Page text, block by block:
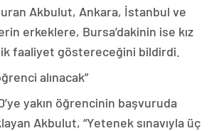
Akbulut, Ankara, İstanbul ve
erkeklere, Bursa’dakinin ise kız
faaliyet göstereceğini bildirdi.
alınacak”
yakın öğrencinin başvuruda
Akbulut, “Yetenek sınavıyla üç